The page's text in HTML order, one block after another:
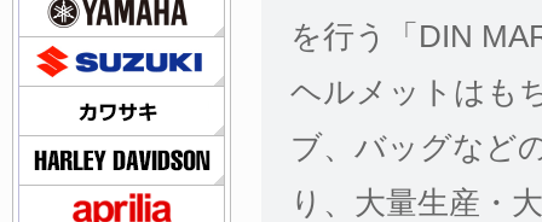
を行う「DIN
ヘルメットはも
ブ、バッグなど
り、大量生産・